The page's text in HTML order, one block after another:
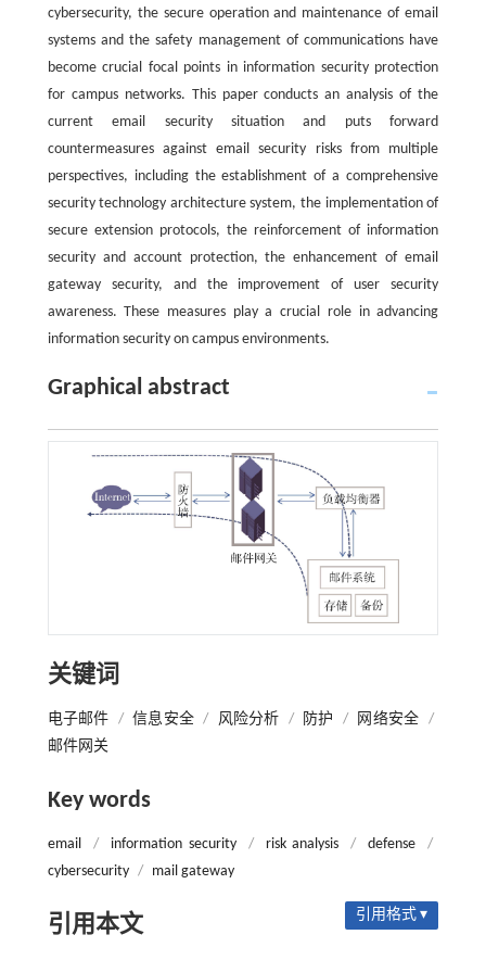
cybersecurity, the secure operation and maintenance of email
systems and the safety management of communications have
become crucial focal points in information security protection
for campus networks. This paper conducts an analysis of the
current email security situation and puts forward
countermeasures against email security risks from multiple
perspectives, including the establishment of a comprehensive
security technology architecture system, the implementation of
secure extension protocols, the reinforcement of information
security and account protection, the enhancement of email
gateway security, and the improvement of user security
awareness. These measures play a crucial role in advancing
information security on campus environments.
Graphical abstract
关键词
电子邮件 / 信息安全 / 风险分析 / 防护 / 网络安全 /
邮件网关
Key words
email / information security / risk analysis / defense
/
cybersecurity / mail gateway
引用本文 引用格式 ▾